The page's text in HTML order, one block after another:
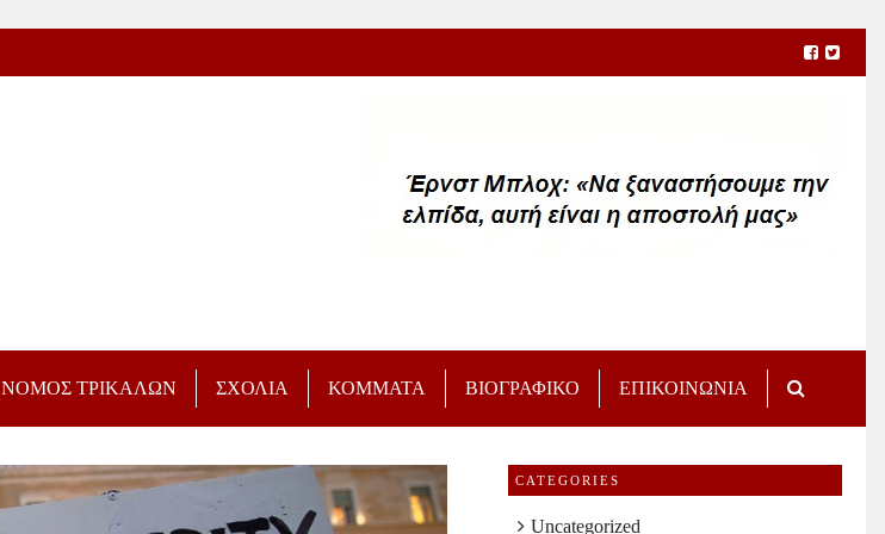
ΝΟΜΟΣ ΤΡΙΚΑΛΩΝ ΣΧΟΛΙΑ ΚΟΜΜΑΤΑ ΒΙΟΓΡΑΦΙΚΟ ΕΠΙΚΟΙΝΩΝΙΑ
CATEGORIES
Uncategorized